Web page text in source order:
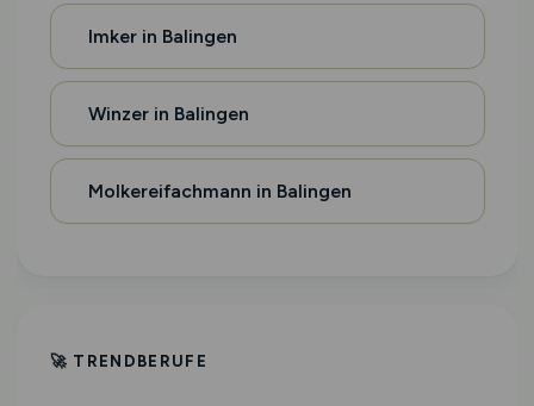
Imker in Balingen
Winzer in Balingen
Molkereifachmann in Balingen
🚀 TRENDBERUFE